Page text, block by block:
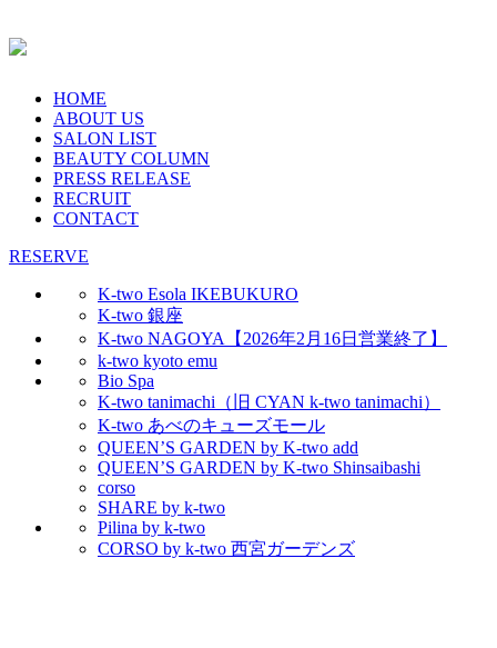
HOME
ABOUT US
SALON LIST
BEAUTY COLUMN
PRESS RELEASE
RECRUIT
CONTACT
RESERVE
K-two Esola IKEBUKURO
K-two 銀座
K-two NAGOYA【2026年2月16日営業終了】
k-two kyoto emu
Bio Spa
K-two tanimachi（旧 CYAN k-two tanimachi）
K-two あべのキューズモール
QUEEN’S GARDEN by K-two add
QUEEN’S GARDEN by K-two Shinsaibashi
corso
SHARE by k-two
Pilina by k-two
CORSO by k-two 西宮ガーデンズ